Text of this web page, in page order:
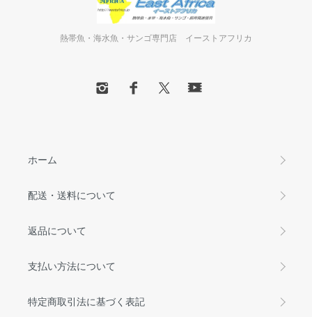
熱帯魚・海水魚・サンゴ専門店 イーストアフリカ
ホーム
配送・送料について
返品について
支払い方法について
特定商取引法に基づく表記